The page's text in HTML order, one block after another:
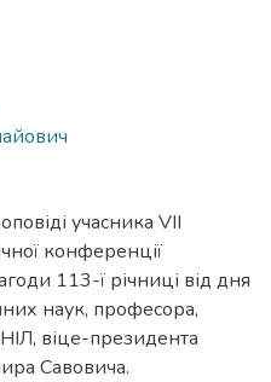
учасника VIІ
конференції
113-ї річниці від дня
наук, професора,
віце-президента
Савовича.